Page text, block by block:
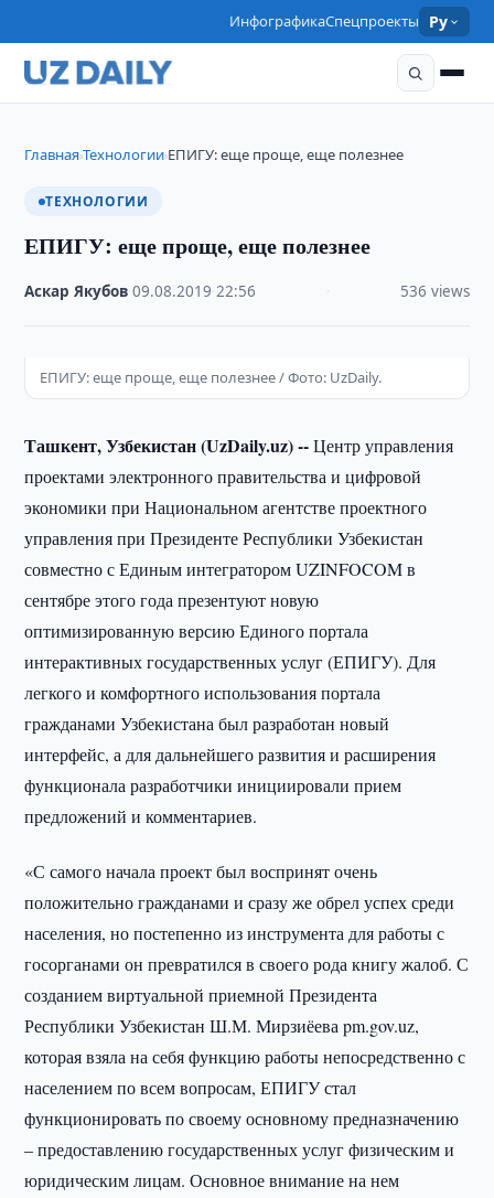
ИнфографикаСпецпроекты Ру
Главная›Технологии›ЕПИГУ: еще проще, еще полезнее
ТЕХНОЛОГИИ
ЕПИГУ: еще проще, еще полезнее
Аскар Якубов ·09.08.2019 ·22:56 536 views
ЕПИГУ: еще проще, еще полезнее / Фото: UzDaily.
Ташкент, Узбекистан (UzDaily.uz) --Центр управления
проектами электронного правительства и цифровой
экономики при Национальном агентстве проектного
управления при Президенте Республики Узбекистан
совместно с Единым интегратором UZINFOCOM в
сентябре этого года презентуют новую
оптимизированную версию Единого портала
интерактивных государственных услуг (ЕПИГУ). Для
легкого и комфортного использования портала
гражданами Узбекистана был разработан новый
интерфейс, а для дальнейшего развития и расширения
функционала разработчики инициировали прием
предложений и комментариев.
«С самого начала проект был воспринят очень
положительно гражданами и сразу же обрел успех среди
населения, но постепенно из инструмента для работы с
госорганами он превратился в своего рода книгу жалоб. С
созданием виртуальной приемной Президента
Республики Узбекистан Ш.М. Мирзиёева pm.gov.uz,
которая взяла на себя функцию работы непосредственно с
населением по всем вопросам, ЕПИГУ стал
функционировать по своему основному предназначению
– предоставлению государственных услуг физическим и
юридическим лицам. Основное внимание на нем